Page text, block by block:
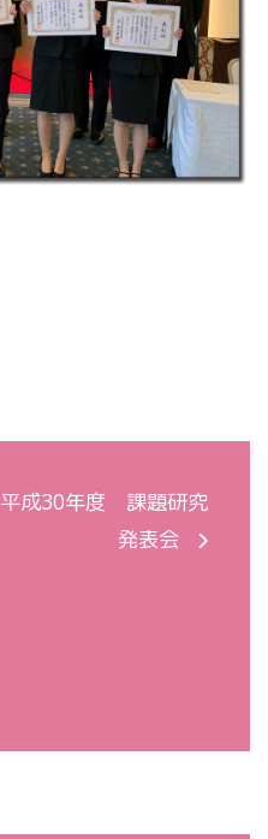
平成30年度 課題研究
発表会